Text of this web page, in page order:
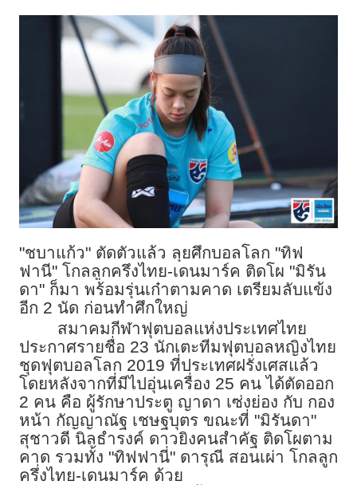
"ชบาแก้ว" ตัดตัวแล้ว ลุยศึกบอลโลก "ทิฟ
ฟานี" โกลลูกครึงไทย-เดนมาร์ค ติดโผ "มิรัน
ดา" ก็มา พร้อมรุ่นเก๋าตามคาด เตรียมลับแข้ง
อีก 2 นัด ก่อนทำศึกใหญ่
สมาคมกีฬาฟุตบอลแห่งประเทศไทย
ประกาศรายชื่อ 23 นักเตะทีมฟุตบอลหญิงไทย
ชุดฟุตบอลโลก 2019 ที่ประเทศฝรั่งเศสแล้ว
โดยหลังจากที่มีไปอุ่นเครื่อง 25 คน ได้ตัดออก
2 คน คือ ผู้รักษาประตู ญาดา เซ่งย่อง กับ กอง
หน้า กัญญาณัฐ เชษฐบุตร ขณะที่ "มิรันดา"
สุชาวดี นิลธำรงค์ ดาวยิงคนสำคัฐ ติดโผตาม
คาด รวมทั้ง "ทิฟฟานี่" ดารุณี สอนเผ่า โกลลูก
ครึ่งไทย-เดนมาร์ค ด้วย